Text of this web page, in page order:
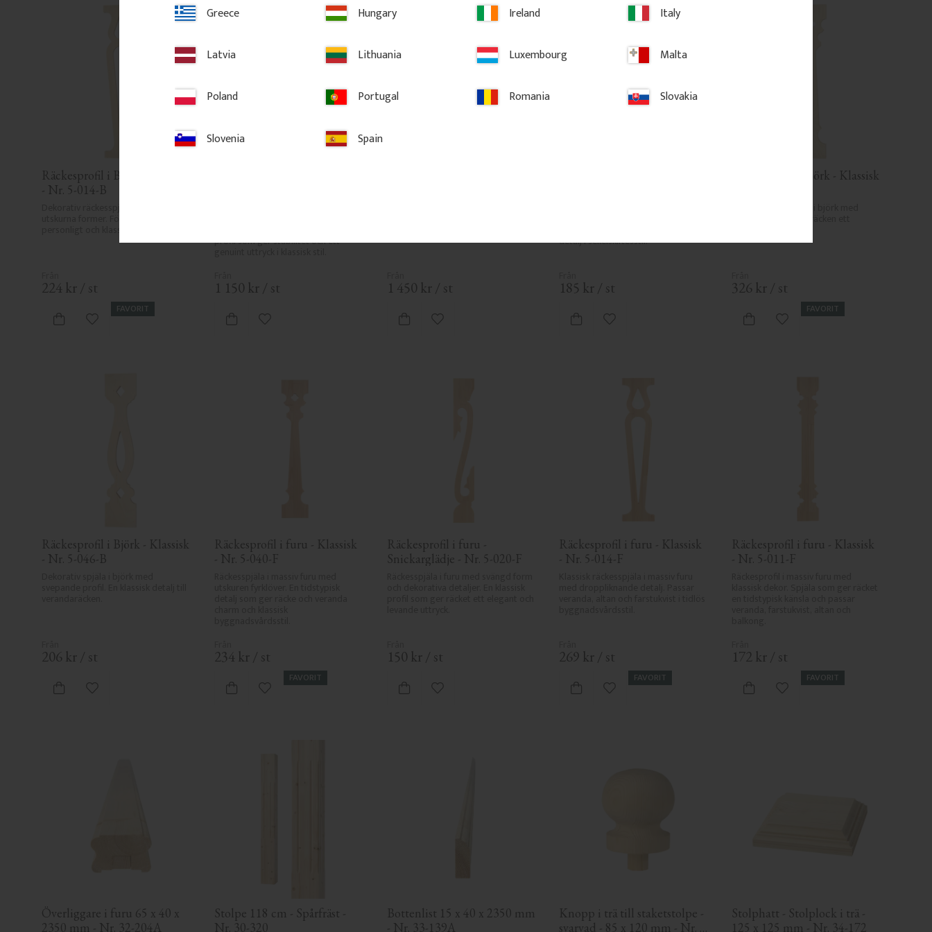
Räckesprofil i Björk - Klassisk
- Nr. 5-014-B
224 kr / st
FAVORIT
Lägg till i favoriter
profil som ger stabilitet och ett
1 150 kr / st
Lägg till i favoriter
1 450 kr / st
Lägg till i favoriter
detalj i sekelskiftesstil.
185 kr / st
Lägg till i favoriter
Räckesprofil i Björk - Klassisk
326 kr / st
FAVORIT
Lägg till i favoriter
Räckesprofil i Björk - Klassisk
- Nr. 5-046-B
206 kr / st
Lägg till i favoriter
Räckesprofil i furu - Klassisk
- Nr. 5-040-F
234 kr / st
FAVORIT
Lägg till i favoriter
Räckesprofil i furu -
Snickarglädje - Nr. 5-020-F
150 kr / st
Lägg till i favoriter
Räckesprofil i furu - Klassisk
- Nr. 5-014-F
269 kr / st
FAVORIT
Lägg till i favoriter
Räckesprofil i furu - Klassisk
- Nr. 5-011-F
172 kr / st
FAVORIT
Lägg till i favoriter
Överliggare i furu 65 x 40 x
2350 mm - Nr. 32-204A
Stolpe 118 cm - Spårfräst -
Nr. 30-320
Bottenlist 15 x 40 x 2350 mm
- Nr. 33-139A
Knopp i trä till staketstolpe -
svarvad - 85 x 120 mm - Nr.
Stolphatt - Stolplock i trä -
125 x 125 mm - Nr. 34-172
Greece Hungary Ireland Italy
Latvia Lithuania Luxembourg Malta
Poland Portugal Romania Slovakia
Slovenia Spain